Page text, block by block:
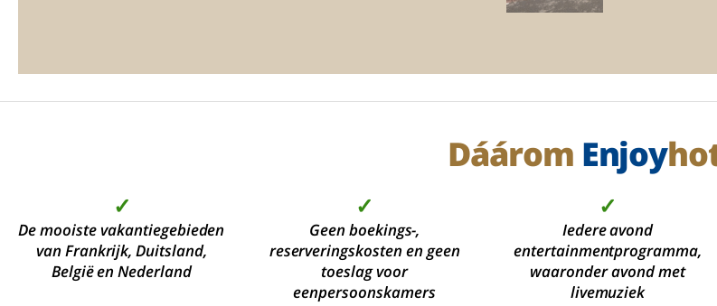
Dáárom Enjoy
✓
De mooiste vakantiegebieden
van Frankrijk, Duitsland,
België en Nederland
✓
Geen boekings-,
reserveringskosten en geen
toeslag voor
eenpersoonskamers
✓
Iedere avond
entertainmentprogramma,
waaronder avond met
livemuziek